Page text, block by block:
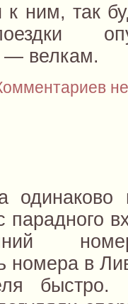
к ним, так
— велкам.
одинаково
номера в
быстро.